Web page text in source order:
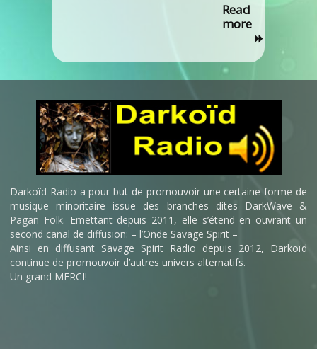
Read
more
Darkoïd Radio a pour but de promouvoir une certaine forme de
musique minoritaire issue des branches dites DarkWave &
Pagan Folk. Emettant depuis 2011, elle s’étend en ouvrant un
second canal de diffusion: – l’Onde Savage Spirit –
Ainsi en diffusant Savage Spirit Radio depuis 2012, Darkoïd
continue de promouvoir d’autres univers alternatifs.
Un grand MERCI!